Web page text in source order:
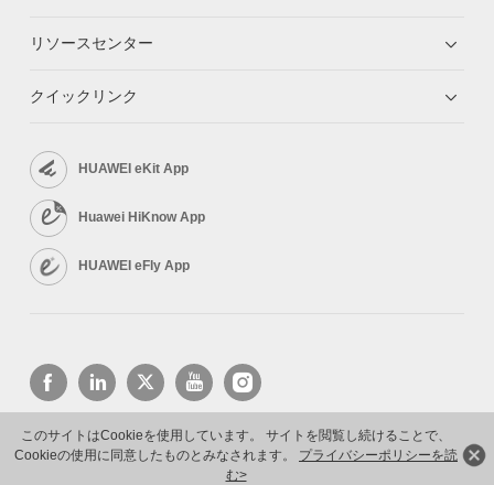
このサイトはCookieを使用しています。 サイトを閲覧し続けることで、
Cookieの使用に同意したものとみなされます。 プライバシーポリシーを読
む>
リソースセンター
クイックリンク
HUAWEI eKit App
Huawei HiKnow App
HUAWEI eFly App
Copyright © 2026 Huawei Technologies Co., Ltd. All rights reserved.
プライバシーポリシー